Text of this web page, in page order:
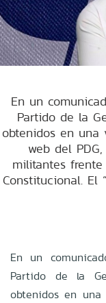
En un
Partido de la
obtenidos en una
web del
militantes
Constitucional. El
En un
Partido de la
obtenidos en